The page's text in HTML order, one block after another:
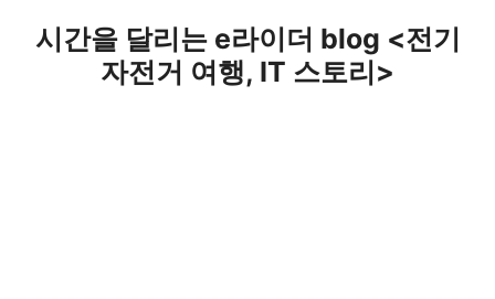
시간을 달리는 e라이더 blog <전기
자전거 여행, IT 스토리>